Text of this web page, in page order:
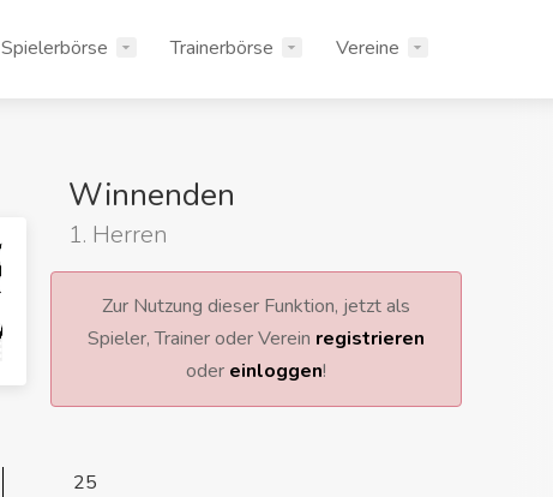
Spielerbörse Trainerbörse Vereine
Winnenden
1. Herren
Zur Nutzung dieser Funktion, jetzt als
Spieler, Trainer oder Verein registrieren
oder einloggen!
25